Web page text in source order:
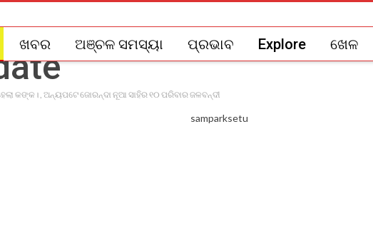
ଖବର ଅଞ୍ଚଳ ସମସ୍ୟା ପ୍ରଭାବ Explore ଖେଳ
କଙ୍କ। , ଅନ୍ୟପଟେ ଜୋରନ୍ଦା ନୂଆ ସାହିର ୧୦ ପରିବାର ଜଳବନ୍ଦୀ